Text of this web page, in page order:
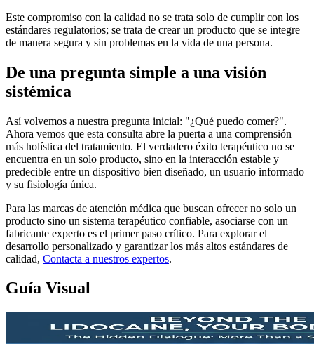
Este compromiso con la calidad no se trata solo de cumplir con los
estándares regulatorios; se trata de crear un producto que se integre
de manera segura y sin problemas en la vida de una persona.
De una pregunta simple a una visión
sistémica
Así volvemos a nuestra pregunta inicial: "¿Qué puedo comer?".
Ahora vemos que esta consulta abre la puerta a una comprensión
más holística del tratamiento. El verdadero éxito terapéutico no se
encuentra en un solo producto, sino en la interacción estable y
predecible entre un dispositivo bien diseñado, un usuario informado
y su fisiología única.
Para las marcas de atención médica que buscan ofrecer no solo un
producto sino un sistema terapéutico confiable, asociarse con un
fabricante experto es el primer paso crítico. Para explorar el
desarrollo personalizado y garantizar los más altos estándares de
calidad, Contacta a nuestros expertos.
Guía Visual